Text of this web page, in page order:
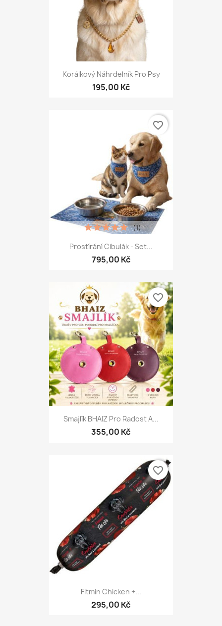
Korálkový Náhrdelník Pro Psy
195,00 Kč
Prostírání Cibulák - Set...
795,00 Kč
(1)
favorite_border
Smajlík BHAIZ Pro Radost A...
355,00 Kč
favorite_border
Fitmin Chicken +...
295,00 Kč
favorite_border